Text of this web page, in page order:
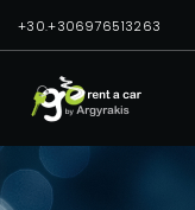
+30.+306976513263